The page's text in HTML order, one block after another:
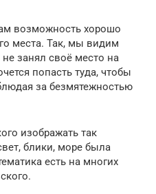
возможность хорошо
места. Так, мы видим
занял своё место на
попасть туда, чтобы
за безмятежностью
изображать так
блики, море была
есть на многих